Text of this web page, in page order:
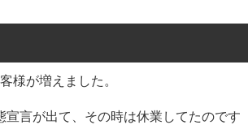
様が増えました。
言が出て、その時は休業してたのです